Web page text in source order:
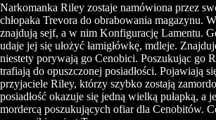
Narkomanka Riley zostaje namówiona przez
chłopaka Trevora do obrabowania magazynu.
znajdują sejf, a w nim Konfigurację Lamentu.
udaje jej się ułożyć łamigłówkę, mdleje.
niestety porywają go Cenobici. Poszukując go
trafiają do opuszczonej posiadłości. Pojawiają
przyjaciele Riley, którzy szybko zostają
posiadłość okazuje się jedną wielką pułapką, a
mordercą poszukujących ofiar dla Cenobitów.